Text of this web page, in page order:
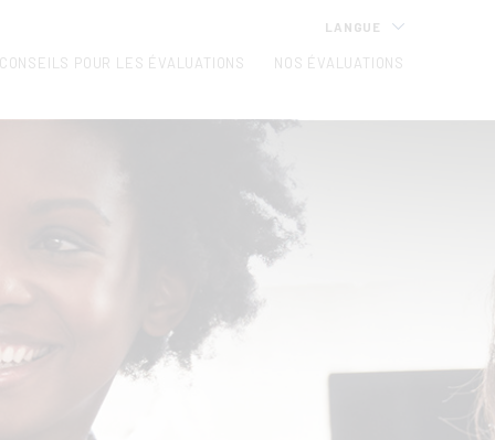
LANGUE
POUR LES ÉVALUATIONS NOS ÉVALUATIONS